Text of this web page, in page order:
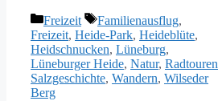
Kategorien
Freizeit Schlagwörter
Familienausflug,
Freizeit, Heide-Park, Heideblüte,
Heidschnucken, Lüneburg,
Lüneburger Heide, Natur, Radtouren
Salzgeschichte, Wandern, Wilseder
Berg